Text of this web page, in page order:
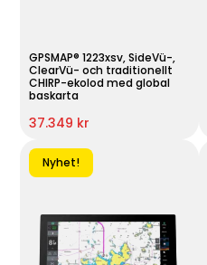
GPSMAP® 1223xsv, SideVü-,
ClearVü- och traditionellt
CHIRP-ekolod med global
baskarta
37.349 kr
Nyhet!